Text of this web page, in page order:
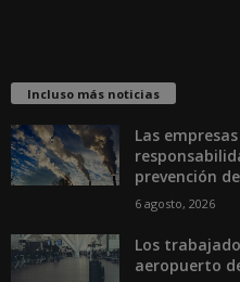
Incluso más noticias
Las
prevención
6 agosto, 2026
Los
aeropuerto